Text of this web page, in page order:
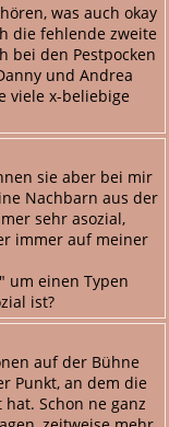
was auch okay
die fehlende zweite
bei den Pestpocken
und Andrea
viele x-beliebige
sie aber bei mir
Nachbarn aus der
sehr asozial,
immer auf meiner
um einen Typen
ist?
auf der Bühne
Punkt, an dem die
Schon ne ganz